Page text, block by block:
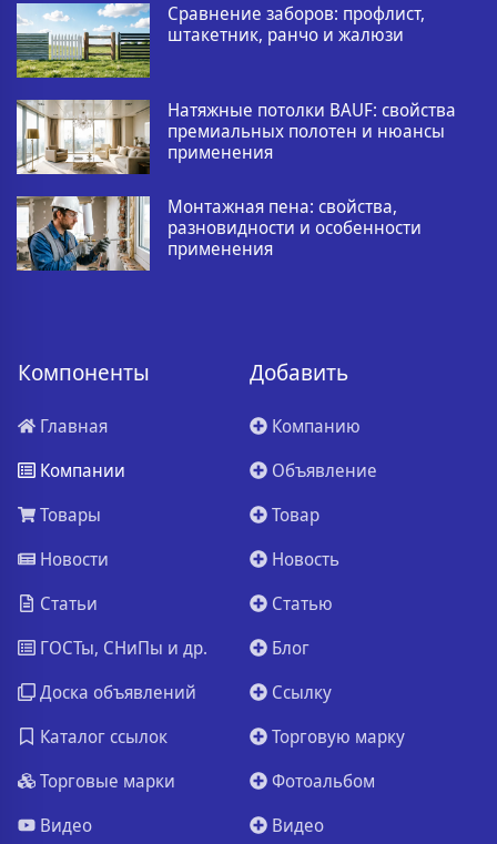
Сравнение заборов: профлист,
штакетник, ранчо и жалюзи
Натяжные потолки BAUF: свойства
премиальных полотен и нюансы
применения
Монтажная пена: свойства,
разновидности и особенности
применения
Компоненты
Главная
Компании
Товары
Новости
Статьи
ГОСТы, СНиПы и др.
Доска объявлений
Каталог ссылок
Торговые марки
Видео
Добавить
Компанию
Объявление
Товар
Новость
Статью
Блог
Ссылку
Торговую марку
Фотоальбом
Видео